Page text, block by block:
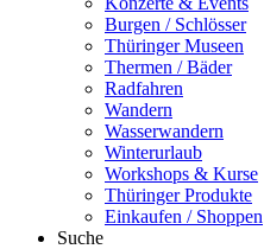
Burgen / Schlösser
Thüringer Museen
Thermen / Bäder
Radfahren
Wandern
Wasserwandern
Winterurlaub
Workshops & Kurse
Thüringer Produkte
Einkaufen / Shoppen
Suche